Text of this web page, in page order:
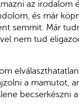
az irodalom
és már
semmit. Már
nem tud
a mamutot,
becserkészni